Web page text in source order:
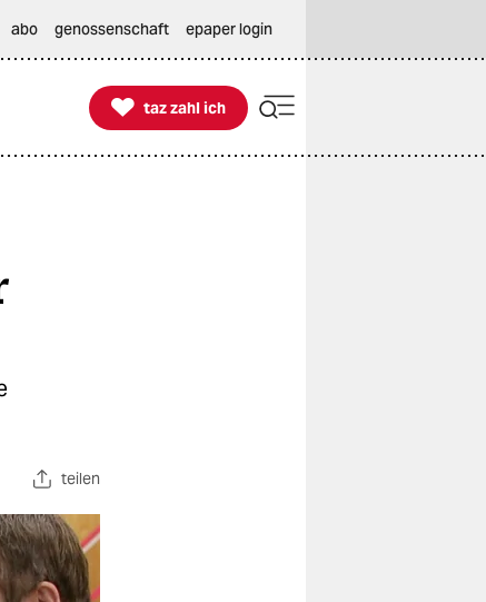
abo genossenschaft epaper login

taz zahl ich
taz zahl ich
teilen